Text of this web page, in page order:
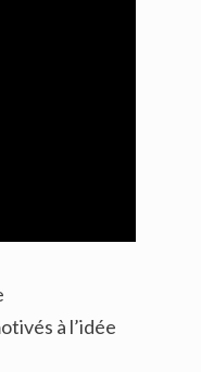
à l’idée